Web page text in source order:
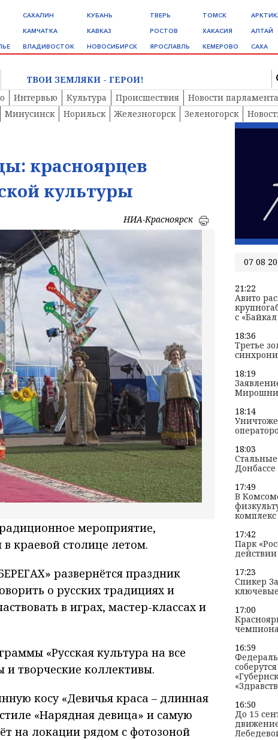
САХАЛИН
КАМЧАТКА
ВЛАДИВОСТОК
КУБАНЬ
КАВКАЗ
НОВОСИБИРСК
ТВЕРЬ
РОСТОВ
ЯРОСЛАВЛЬ
ТОМСК
ХАКАСИЯ
КЕМЕРОВО
АЛТАЙ
САХА
ТВОИ ЗЕМЛЯКИ - ГЕРОИ!
Интервью Культура Происшествия Новости парламента
Минусинск Норильск Железногорск Зеленогорск
красноярцев
культуры
НИА-Красноярск
мероприятие,
краевой столице летом.
развернётся праздник
о русских традициях и
в играх, мастер-классах и
«Русская культура на все
и творческие коллективы.
косу «Девичья краса – длинная
«Нарядная девица» и самую
на локации рядом с фотозоной
07 08
21:22
Авито
с
18:36
Третье
18:19
18:14
18:03
Донбассе
17:49
В
комплекс
17:42
Парк
действии
17:23
Спикер
17:00
16:59
16:50
До 15